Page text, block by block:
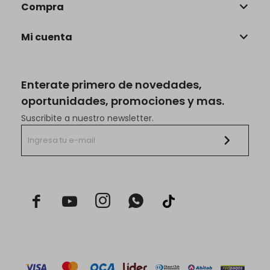
Enterate primero de novedades,
oportunidades, promociones y mas.
Suscribite a nuestro newsletter.
  
Compra
Mi cuenta